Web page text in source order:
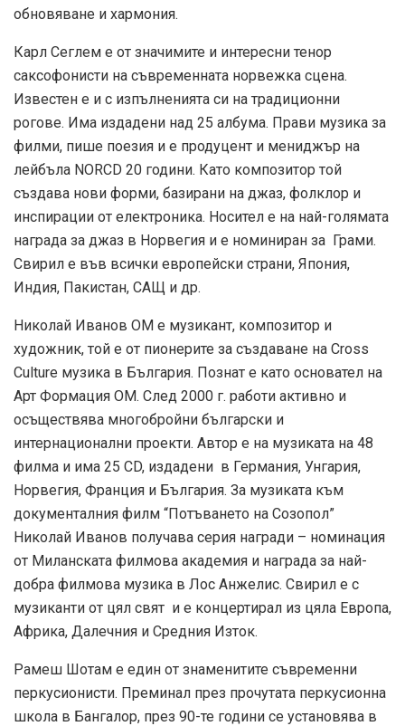
обновяване и хармония.
Карл Сеглем е от значимите и интересни тенор
саксофонисти на съвременната норвежка сцена.
Известен е и с изпълненията си на традиционни
рогове. Има издадени над 25 албума. Прави музика за
филми, пише поезия и е продуцент и мениджър на
лейбъла NORCD 20 години. Като композитор той
създава нови форми, базирани на джаз, фолклор и
инспирации от електроника. Носител е на най-голямата
награда за джаз в Норвегия и е номиниран за Грами.
Свирил е във всички европейски страни, Япония,
Индия, Пакистан, САЩ и др.
Николай Иванов ОМ е музикант, композитор и
художник, той е от пионерите за създаване на Cross
Culture музика в България. Познат е като основател на
Арт Формация ОМ. След 2000 г. работи активно и
осъществява многобройни български и
интернационални проекти. Автор е на музиката на 48
филма и има 25 CD, издадени в Германия, Унгария,
Норвегия, Франция и България. За музиката към
документалния филм “Потъването на Созопол”
Николай Иванов получава серия награди – номинация
от Миланската филмова академия и награда за най-
добра филмова музика в Лос Анжелис. Свирил е с
музиканти от цял свят и е концертирал из цяла Европа,
Африка, Далечния и Средния Изток.
Рамеш Шотам е един от знаменитите съвременни
перкусионисти. Преминал през прочутата перкусионна
школа в Бангалор, през 90-те години се установява в